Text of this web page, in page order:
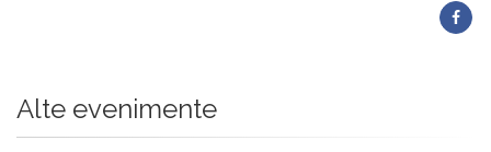
Alte evenimente